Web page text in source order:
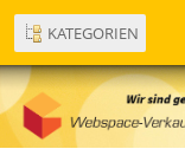
KATEGORIEN